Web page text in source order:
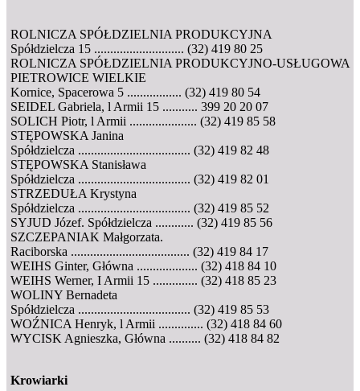
ROLNICZA SPÓŁDZIELNIA PRODUKCYJNA
Spółdzielcza 15 ............................ (32) 419 80 25
ROLNICZA SPÓŁDZIELNIA PRODUKCYJNO-USŁUGOWA
PIETROWICE WIELKIE
Kornice, Spacerowa 5 ................. (32) 419 80 54
SEIDEL Gabriela, l Armii 15 ........... 399 20 20 07
SOLICH Piotr, l Armii ..................... (32) 419 85 58
STĘPOWSKA Janina
Spółdzielcza ................................... (32) 419 82 48
STĘPOWSKA Stanisława
Spółdzielcza ................................... (32) 419 82 01
STRZEDUŁA Krystyna
Spółdzielcza ................................... (32) 419 85 52
SYJUD Józef. Spółdzielcza ............ (32) 419 85 56
SZCZEPANIAK Małgorzata.
Raciborska ..................................... (32) 419 84 17
WEIHS Ginter, Główna ................... (32) 418 84 10
WEIHS Werner, I Armii 15 .............. (32) 418 85 23
WOLINY Bernadeta
Spółdzielcza ................................... (32) 419 85 53
WOŹNICA Henryk, l Armii .............. (32) 418 84 60
WYCISK Agnieszka, Główna .......... (32) 418 84 82
Krowiarki